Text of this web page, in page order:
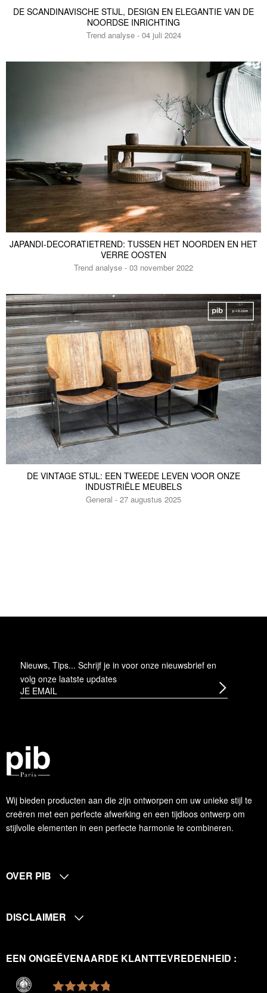
DE SCANDINAVISCHE STIJL, DESIGN EN ELEGANTIE VAN DE
NOORDSE INRICHTING
Trend analyse - 04 juli 2024
JAPANDI-DECORATIETREND: TUSSEN HET NOORDEN EN HET
VERRE OOSTEN
Trend analyse - 03 november 2022
DE VINTAGE STIJL: EEN TWEEDE LEVEN VOOR ONZE
INDUSTRIËLE MEUBELS
General - 27 augustus 2025
Wij bieden producten aan die zijn ontworpen om uw unieke stijl te
creëren met een perfecte afwerking en een tijdloos ontwerp om
stijlvolle elementen in een perfecte harmonie te combineren.
Nieuws, Tips... Schrijf je in voor onze nieuwsbrief en
volg onze laatste updates
OVER PIB
DISCLAIMER
EEN ONGEËVENAARDE KLANTTEVREDENHEID :